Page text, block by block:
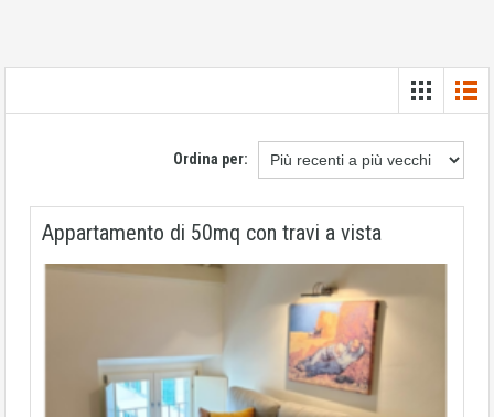
Ordina per:
Appartamento di 50mq con travi a vista